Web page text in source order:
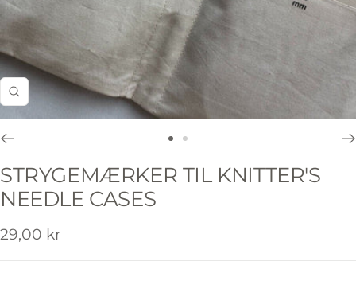
Zoom
til
slide
til
slide
STRYGEMÆRKER TIL KNITTER'S
NEEDLE CASES
Udsalgspris
29,00 kr